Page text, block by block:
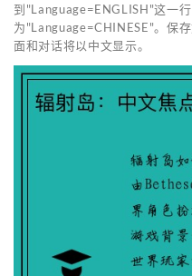
到"Language=ENGLISH"这一
为"Language=CHINESE"。保
面和对话将以中文显示。